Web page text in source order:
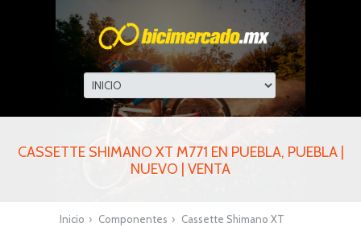
CASSETTE SHIMANO XT M771 EN PUEBLA, PUEBLA |
NUEVO | VENTA
Inicio › Componentes › Cassette Shimano XT